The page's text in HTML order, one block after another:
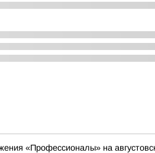
«Профессионалы» на